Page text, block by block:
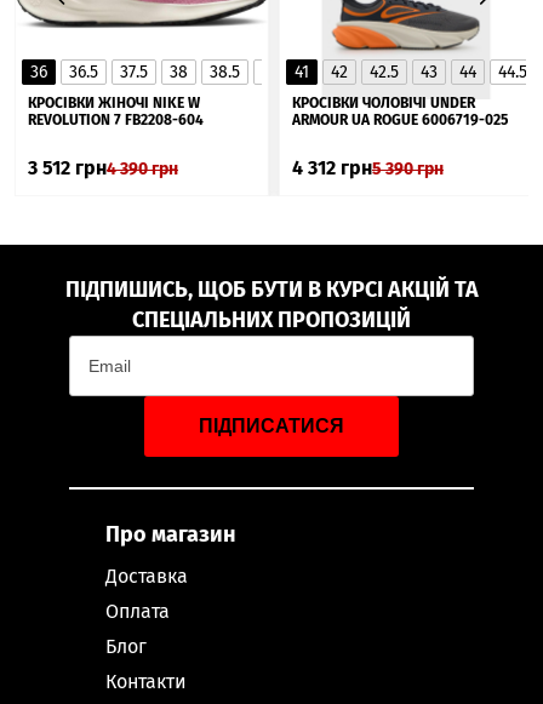
36 36.5 37.5 38 38.5 40 40.5
41
▲
КРОСІВКИ ЖІНОЧІ NIKE W
REVOLUTION 7 FB2208-604
3 512 грн4 390грн
41 42 42.5 43 44 44.5
КРОСІВКИ ЧОЛОВІЧІ UNDER
ARMOUR UA ROGUE 6006719-025
4 312 грн5 390грн
ПІДПИШИСЬ, ЩОБ БУТИ В КУРСІ АКЦІЙ ТА
СПЕЦІАЛЬНИХ ПРОПОЗИЦІЙ
ПІДПИСАТИСЯ
Про магазин
Доставка
Оплата
Блог
Контакти